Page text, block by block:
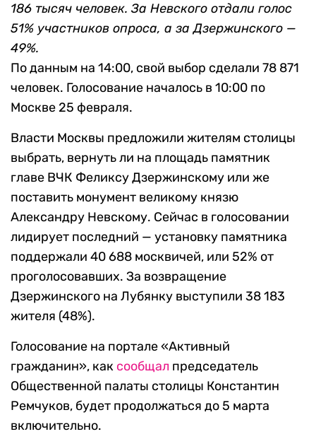
186 тысяч человек. За Невского отдали голос
51% участников опроса, а за Дзержинского —
49%.
По данным на 14:00, свой выбор сделали 78 871
человек. Голосование началось в 10:00 по
Москве 25 февраля.
Власти Москвы предложили жителям столицы
выбрать, вернуть ли на площадь памятник
главе ВЧК Феликсу Дзержинскому или же
поставить монумент великому князю
Александру Невскому. Сейчас в голосовании
лидирует последний — установку памятника
поддержали 40 688 москвичей, или 52% от
проголосовавших. За возвращение
Дзержинского на Лубянку выступили 38 183
жителя (48%).
Голосование на портале «Активный
гражданин», как сообщал председатель
Общественной палаты столицы Константин
Ремчуков, будет продолжаться до 5 марта
включительно.